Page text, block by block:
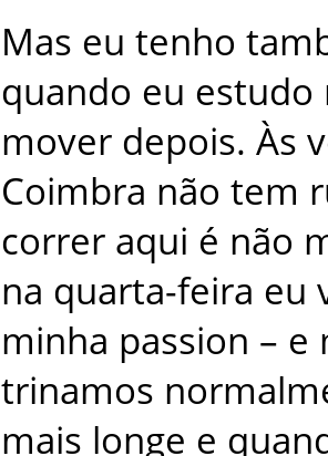
Mas eu tenho
quando eu estudo
mover depois. Às
Coimbra não tem
correr aqui é não
na quarta-feira eu
minha passion – e
trinamos
mais longe e